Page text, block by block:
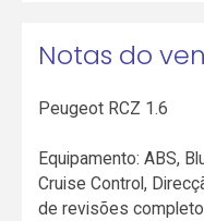
Notas do
Peugeot RCZ 1.6
Equipamento: ABS,
Cruise Control,
de revisões